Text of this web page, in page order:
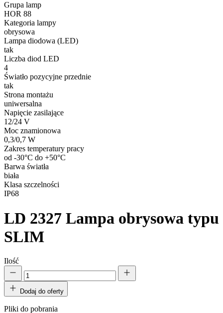
Grupa lamp
HOR 88
Kategoria lampy
obrysowa
Lampa diodowa (LED)
tak
Liczba diod LED
4
Światło pozycyjne przednie
tak
Strona montażu
uniwersalna
Napięcie zasilające
12/24 V
Moc znamionowa
0,3/0,7 W
Zakres temperatury pracy
od -30°C do +50°C
Barwa światła
biała
Klasa szczelności
IP68
LD 2327 Lampa obrysowa typu
SLIM
Ilość
Dodaj do oferty
Pliki do pobrania